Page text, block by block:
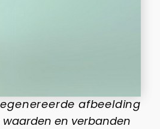
afbeelding
en verbanden